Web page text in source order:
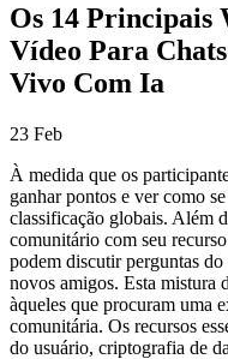
Os 14 Principais
Vídeo Para
Vivo Com Ia
23 Feb
À medida que os
ganhar pontos e ver como
classificação globais. Além
comunitário com seu
podem discutir perguntas
novos amigos. Esta mistura
àqueles que procuram uma
comunitária. Os recursos
do usuário, criptografia de